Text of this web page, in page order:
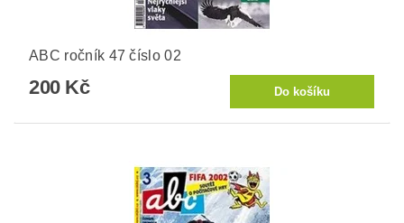
ABC ročník 47 číslo 02
200 Kč